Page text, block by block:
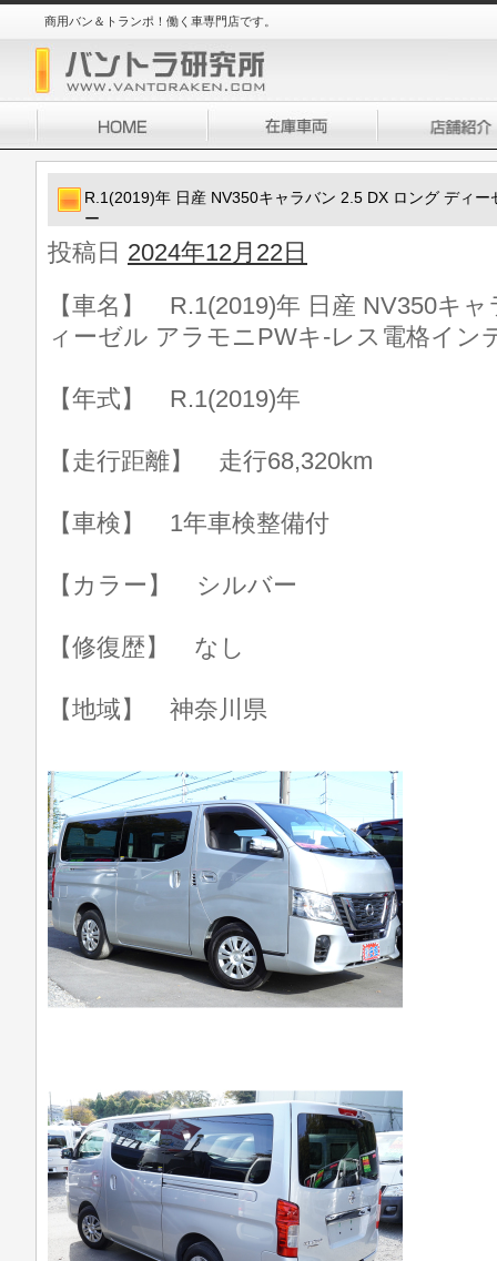
商用バン＆トランポ！働く車専門店です。
R.1(2019)年 日産 NV350キャラバン 2.5 DX ロング ディ
ー
投稿日 2024年12月22日
【車名】 R.1(2019)年 日産 NV350キ
ィーゼル アラモニPWキ-レス電格イン
【年式】 R.1(2019)年
【走行距離】 走行68,320km
【車検】 1年車検整備付
【カラー】 シルバー
【修復歴】 なし
【地域】 神奈川県